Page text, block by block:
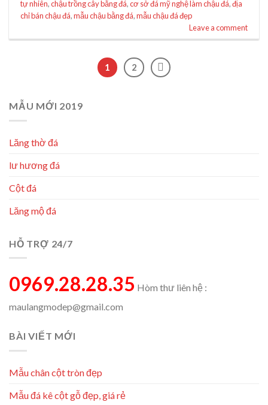
tự nhiên,chậu trồng cây bằng đá,cơ sở đá mỹ nghệ làm chậu đá,địa
chỉ bán chậu đá,mẫu chậu bằng đá,mẫu chậu đá đẹp
Leave a comment
1 2
MẪU MỚI 2019
Lăng thờ đá
lư hương đá
Cột đá
Lăng mộ đá
HỖ TRỢ 24/7
0969.28.28.35 Hòm thư liên hệ :
maulangmodep@gmail.com
BÀI VIẾT MỚI
Mẫu chân cột tròn đẹp
Mẫu đá kê cột gỗ đẹp, giá rẻ